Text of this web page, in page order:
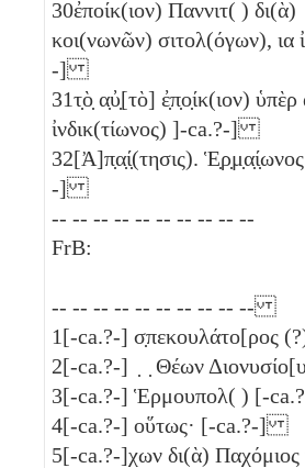
30ἐποίκ(ιον) Παννιτ( )
κοι(νωνῶν) σιτολ(όγων), ια
-]
31τ̣ὸ̣ α̣ὐ̣[τὸ] ἐ̣π̣ο̣ίκ(ιον)
ἰνδικ(τίωνος) ]-ca.?-]
32[Ἀ]π̣α̣ί̣(τησις).
-]
-- -- -- -- -- -- -- -- -- --
FrB:
-- -- -- -- -- -- -- -- -- --
1[-ca.?-] σ̣πεκουλάτο[ρος
2[-ca.?-] ̣ ̣ Θέων
3[-ca.?-] Ἑρμουπολ( ) [-
4[-ca.?-] οὕτως· [-ca.?-]
5[-ca.?-]χων δι(ὰ)